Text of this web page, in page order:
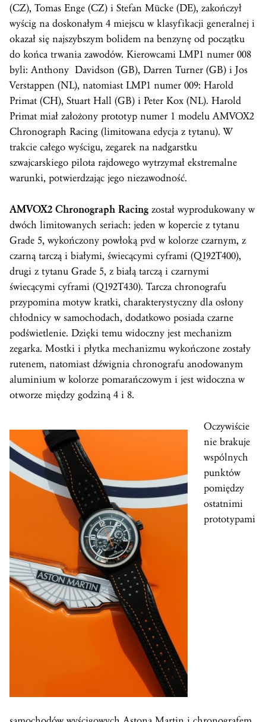
(CZ), Tomas Enge (CZ) i Stefan Mücke (DE), zakończył
wyścig na doskonałym 4 miejscu w klasyfikacji generalnej i
okazał się najszybszym bolidem na benzynę od początku
do końca trwania zawodów. Kierowcami LMP1 numer 008
byli: Anthony Davidson (GB), Darren Turner (GB) i Jos
Verstappen (NL), natomiast LMP1 numer 009: Harold
Primat (CH), Stuart Hall (GB) i Peter Kox (NL). Harold
Primat miał założony prototyp numer 1 modelu AMVOX2
Chronograph Racing (limitowana edycja z tytanu). W
trakcie całego wyścigu, zegarek na nadgarstku
szwajcarskiego pilota rajdowego wytrzymał ekstremalne
warunki, potwierdzając jego niezawodność.
AMVOX2 Chronograph Racing został wyprodukowany w
dwóch limitowanych seriach: jeden w kopercie z tytanu
Grade 5, wykończony powłoką pvd w kolorze czarnym, z
czarną tarczą i białymi, świecącymi cyframi (Q192T400),
drugi z tytanu Grade 5, z białą tarczą i czarnymi
świecącymi cyframi (Q192T430). Tarcza chronografu
przypomina motyw kratki, charakterystyczny dla osłony
chłodnicy w samochodach, dodatkowo posiada czarne
podświetlenie. Dzięki temu widoczny jest mechanizm
zegarka. Mostki i płytka mechanizmu wykończone zostały
rutenem, natomiast dźwignia chronografu anodowanym
aluminium w kolorze pomarańczowym i jest widoczna w
otworze między godziną 4 i 8.
Oczywiście
nie brakuje
wspólnych
punktów
pomiędzy
ostatnimi
prototypami